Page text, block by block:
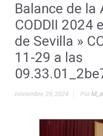
Balance de la
CODDII 2024
de Sevilla »
11-29 a las
noviembre 29, 2024 Por